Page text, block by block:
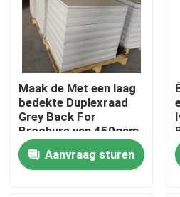
Kwaliteitscontrole
Contacteer ons
Verzoek om een Citaat
Het Document van de
Maak de Met een laag
bedekte Duplexraad
Grey Back For
Brochure van 450gsm
waterdicht
Aanvraag sturen